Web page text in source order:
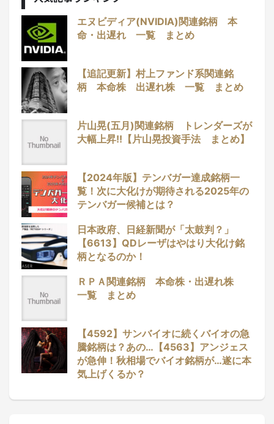
エヌビディア(NVIDIA)関連銘柄 本
命・出遅れ 一覧 まとめ
【追記更新】村上ファンド系関連銘
柄 本命株 出遅れ株 一覧 まとめ
片山晃(五月)関連銘柄 トレンダーズが
大幅上昇!!【片山晃投資手法 まとめ】
【2024年版】テンバガー達成銘柄一
覧！次に大化けが期待される2025年の
テンバガー候補とは？
日本政府、日経新聞が「太鼓判？」
【6613】QDレーザはやはり大化け銘
柄となるのか！
ＲＰＡ関連銘柄 本命株・出遅れ株
一覧 まとめ
【4592】サンバイオに続くバイオの急
騰銘柄は？あの…【4563】アンジェス
が急伸！秋相場でバイオ銘柄が…遂に本
気上げくるか？